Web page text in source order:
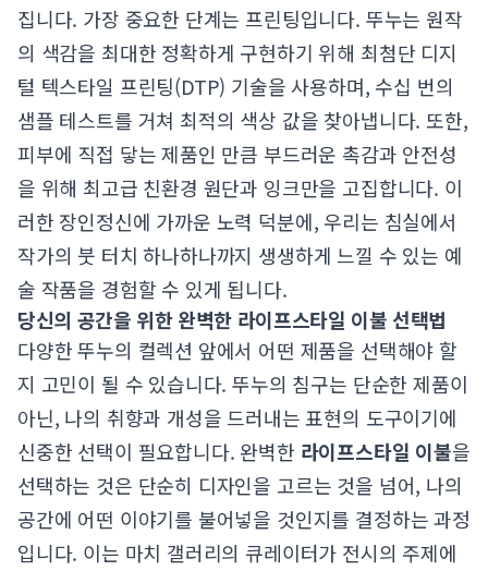
집니다. 가장 중요한 단계는 프린팅입니다. 뚜누는 원작
의 색감을 최대한 정확하게 구현하기 위해 최첨단 디지
털 텍스타일 프린팅(DTP) 기술을 사용하며, 수십 번의
샘플 테스트를 거쳐 최적의 색상 값을 찾아냅니다. 또한,
피부에 직접 닿는 제품인 만큼 부드러운 촉감과 안전성
을 위해 최고급 친환경 원단과 잉크만을 고집합니다. 이
러한 장인정신에 가까운 노력 덕분에, 우리는 침실에서
작가의 붓 터치 하나하나까지 생생하게 느낄 수 있는 예
술 작품을 경험할 수 있게 됩니다.
당신의 공간을 위한 완벽한 라이프스타일 이불 선택법
다양한 뚜누의 컬렉션 앞에서 어떤 제품을 선택해야 할
지 고민이 될 수 있습니다. 뚜누의 침구는 단순한 제품이
아닌, 나의 취향과 개성을 드러내는 표현의 도구이기에
신중한 선택이 필요합니다. 완벽한 라이프스타일 이불을
선택하는 것은 단순히 디자인을 고르는 것을 넘어, 나의
공간에 어떤 이야기를 불어넣을 것인지를 결정하는 과정
입니다. 이는 마치 갤러리의 큐레이터가 전시의 주제에